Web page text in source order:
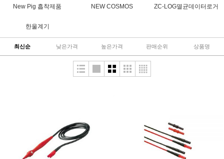
New Pig 흡착제품 NEW COSMOS ZC-LOG멸균데이터로거
한울계기
최신순 낮은가격 높은가격 판매순위 상품명